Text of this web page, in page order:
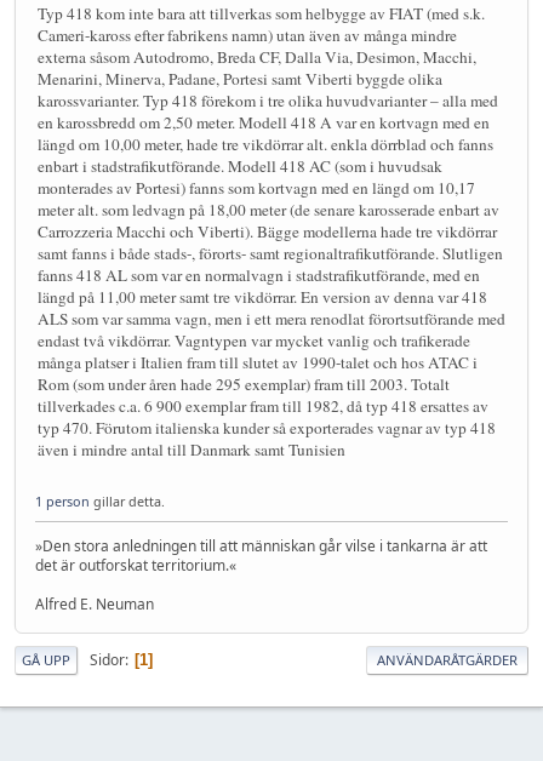
Typ 418 kom inte bara att tillverkas som helbygge av FIAT (med s.k.
Cameri-kaross efter fabrikens namn) utan även av många mindre
externa såsom Autodromo, Breda CF, Dalla Via, Desimon, Macchi,
Menarini, Minerva, Padane, Portesi samt Viberti byggde olika
karossvarianter. Typ 418 förekom i tre olika huvudvarianter – alla med
en karossbredd om 2,50 meter. Modell 418 A var en kortvagn med en
längd om 10,00 meter, hade tre vikdörrar alt. enkla dörrblad och fanns
enbart i stadstrafikutförande. Modell 418 AC (som i huvudsak
monterades av Portesi) fanns som kortvagn med en längd om 10,17
meter alt. som ledvagn på 18,00 meter (de senare karosserade enbart av
Carrozzeria Macchi och Viberti). Bägge modellerna hade tre vikdörrar
samt fanns i både stads-, förorts- samt regionaltrafikutförande. Slutligen
fanns 418 AL som var en normalvagn i stadstrafikutförande, med en
längd på 11,00 meter samt tre vikdörrar. En version av denna var 418
ALS som var samma vagn, men i ett mera renodlat förortsutförande med
endast två vikdörrar. Vagntypen var mycket vanlig och trafikerade
många platser i Italien fram till slutet av 1990-talet och hos ATAC i
Rom (som under åren hade 295 exemplar) fram till 2003. Totalt
tillverkades c.a. 6 900 exemplar fram till 1982, då typ 418 ersattes av
typ 470. Förutom italienska kunder så exporterades vagnar av typ 418
även i mindre antal till Danmark samt Tunisien
1 person gillar detta.
»Den stora anledningen till att människan går vilse i tankarna är att
det är outforskat territorium.«
Alfred E. Neuman
GÅ UPP Sidor 1 ANVÄNDARÅTGÄRDER